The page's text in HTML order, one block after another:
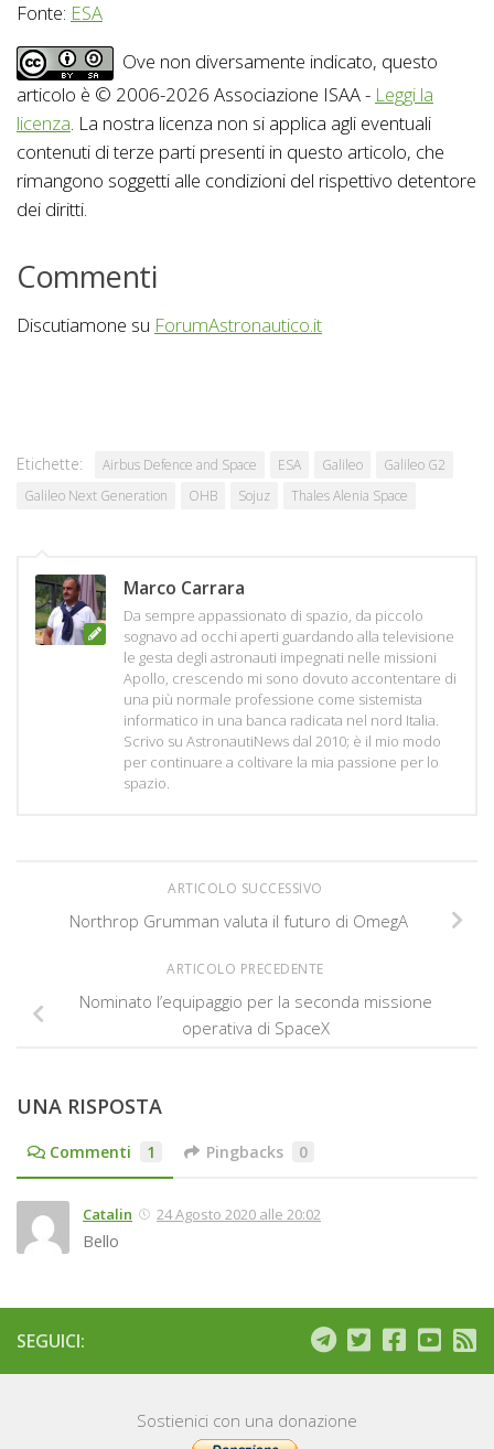
Fonte: ESA
Ove non diversamente indicato, questo
articolo è © 2006-2026 Associazione ISAA - Leggi la
licenza. La nostra licenza non si applica agli eventuali
contenuti di terze parti presenti in questo articolo, che
rimangono soggetti alle condizioni del rispettivo detentore
dei diritti.
Commenti
Discutiamone su ForumAstronautico.it
Etichette: Airbus Defence and Space ESA Galileo
Galileo G2
Galileo Next Generation
OHB Sojuz Thales Alenia Space
Marco Carrara
Da sempre appassionato di spazio, da piccolo
sognavo ad occhi aperti guardando alla televisione
le gesta degli astronauti impegnati nelle missioni
Apollo, crescendo mi sono dovuto accontentare di
una più normale professione come sistemista
informatico in una banca radicata nel nord Italia.
Scrivo su AstronautiNews dal 2010; è il mio modo
per continuare a coltivare la mia passione per lo
spazio.
ARTICOLO SUCCESSIVO
Northrop Grumman valuta il futuro di OmegA
ARTICOLO PRECEDENTE
Nominato l’equipaggio per la seconda missione
operativa di SpaceX
UNA RISPOSTA
Commenti 1 Pingbacks 0
Catalin 24 Agosto 2020 alle 20:02
Bello
SEGUICI:
Sostienici con una donazione